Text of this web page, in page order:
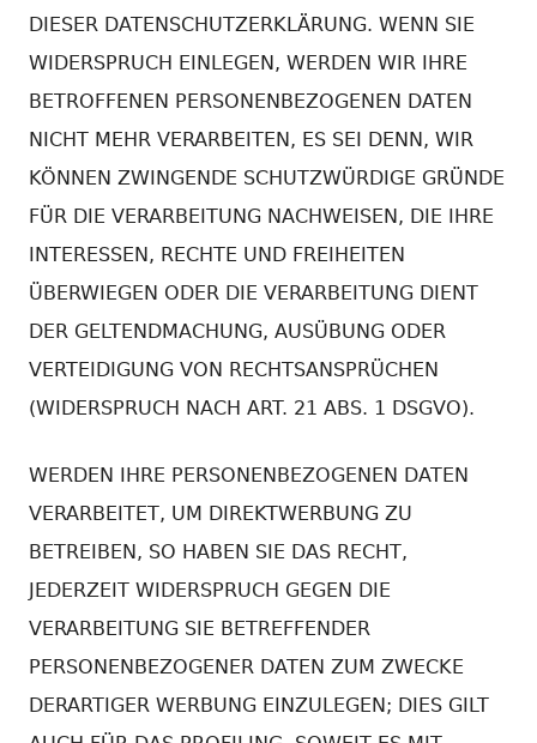
DIESER DATENSCHUTZERKLÄRUNG. WENN SIE
WIDERSPRUCH EINLEGEN, WERDEN WIR IHRE
BETROFFENEN PERSONENBEZOGENEN DATEN
NICHT MEHR VERARBEITEN, ES SEI DENN, WIR
KÖNNEN ZWINGENDE SCHUTZWÜRDIGE GRÜNDE
FÜR DIE VERARBEITUNG NACHWEISEN, DIE IHRE
INTERESSEN, RECHTE UND FREIHEITEN
ÜBERWIEGEN ODER DIE VERARBEITUNG DIENT
DER GELTENDMACHUNG, AUSÜBUNG ODER
VERTEIDIGUNG VON RECHTSANSPRÜCHEN
(WIDERSPRUCH NACH ART. 21 ABS. 1 DSGVO).
WERDEN IHRE PERSONENBEZOGENEN DATEN
VERARBEITET, UM DIREKTWERBUNG ZU
BETREIBEN, SO HABEN SIE DAS RECHT,
JEDERZEIT WIDERSPRUCH GEGEN DIE
VERARBEITUNG SIE BETREFFENDER
PERSONENBEZOGENER DATEN ZUM ZWECKE
DERARTIGER WERBUNG EINZULEGEN; DIES GILT